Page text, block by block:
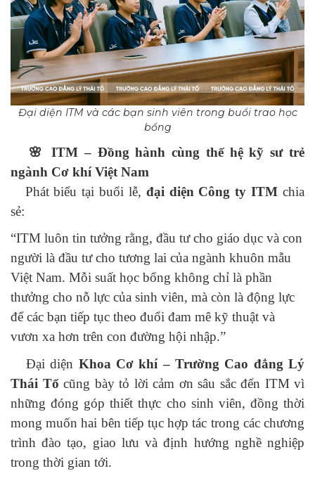
Đại diện ITM và các bạn sinh viên trong buổi trao học
bổng
🌸 ITM – Đồng hành cùng thế hệ kỹ sư trẻ
ngành Cơ khí Việt Nam
Phát biểu tại buổi lễ, đại diện Công ty ITM chia
sẻ:
“ITM luôn tin tưởng rằng, đầu tư cho giáo dục và con
người là đầu tư cho tương lai của ngành khuôn mẫu
Việt Nam. Mỗi suất học bổng không chỉ là phần
thưởng cho nỗ lực của sinh viên, mà còn là động lực
để các bạn tiếp tục theo đuổi đam mê kỹ thuật và
vươn xa hơn trên con đường hội nhập.”
Đại diện Khoa Cơ khí – Trường Cao đẳng Lý
Thái Tổ cũng bày tỏ lời cảm ơn sâu sắc đến ITM vì
những đóng góp thiết thực cho sinh viên, đồng thời
mong muốn hai bên tiếp tục hợp tác trong các chương
trình đào tạo, giao lưu và định hướng nghề nghiệp
trong thời gian tới.